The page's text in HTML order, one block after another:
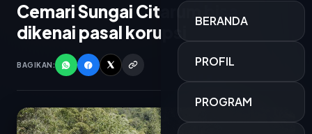
BERANDA
PROFIL
PROGRAM
Cemari Sungai Citarum bisa
dikenai pasal korupsi
BAGIKAN: